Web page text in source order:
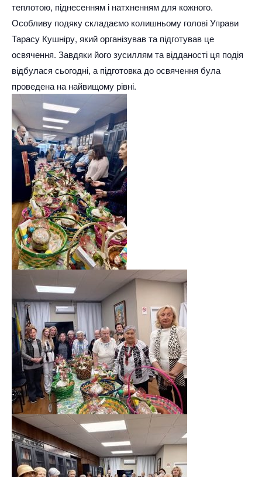
теплотою, піднесенням і натхненням для кожного.
Особливу подяку складаємо колишньому голові Управи
Тарасу Кушніру, який організував та підготував це
освячення. Завдяки його зусиллям та відданості ця подія
відбулася сьогодні, а підготовка до освячення була
проведена на найвищому рівні.